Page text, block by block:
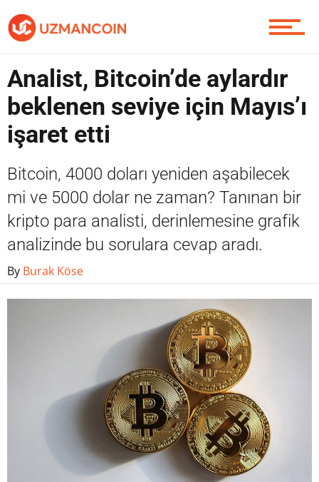
Soru Sor
Contact / İletişim
Analist, Bitcoin’de aylardır
beklenen seviye için Mayıs’ı
işaret etti
Bitcoin, 4000 doları yeniden aşabilecek
mi ve 5000 dolar ne zaman? Tanınan bir
kripto para analisti, derinlemesine grafik
analizinde bu sorulara cevap aradı.
By Burak Köse